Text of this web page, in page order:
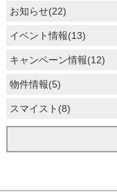
お知らせ(22)
イベント情報(13)
キャンペーン情報(12)
物件情報(5)
スマイスト(8)